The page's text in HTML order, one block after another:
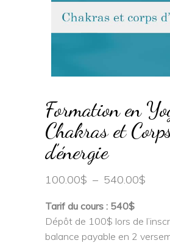
Formation en
Chakras et
d’énergie
100.00$ – 540.00$
à
Tarif du cours : 540$
Dépôt de 100$ lors de
balance payable en 2